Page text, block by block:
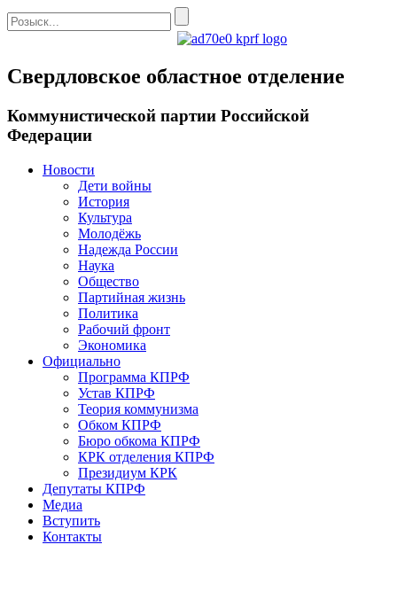
Свердловское областное отделение
Коммунистической партии Российской
Федерации
Новости
Дети войны
История
Культура
Молодёжь
Надежда России
Наука
Общество
Партийная жизнь
Политика
Рабочий фронт
Экономика
Официально
Программа КПРФ
Устав КПРФ
Теория коммунизма
Обком КПРФ
Бюро обкома КПРФ
КРК отделения КПРФ
Президиум КРК
Депутаты КПРФ
Медиа
Вступить
Контакты